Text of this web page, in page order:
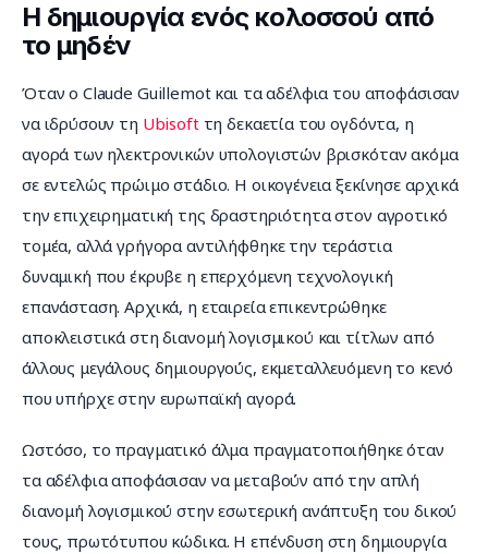
Η δημιουργία ενός κολοσσού από
το μηδέν
Όταν ο Claude Guillemot και τα αδέλφια του αποφάσισαν
να ιδρύσουν τη Ubisoft τη δεκαετία του ογδόντα, η
αγορά των ηλεκτρονικών υπολογιστών βρισκόταν ακόμα
σε εντελώς πρώιμο στάδιο. Η οικογένεια ξεκίνησε αρχικά
την επιχειρηματική της δραστηριότητα στον αγροτικό
τομέα, αλλά γρήγορα αντιλήφθηκε την τεράστια
δυναμική που έκρυβε η επερχόμενη τεχνολογική
επανάσταση. Αρχικά, η εταιρεία επικεντρώθηκε
αποκλειστικά στη διανομή λογισμικού και τίτλων από
άλλους μεγάλους δημιουργούς, εκμεταλλευόμενη το κενό
που υπήρχε στην ευρωπαϊκή αγορά.
Ωστόσο, το πραγματικό άλμα πραγματοποιήθηκε όταν
τα αδέλφια αποφάσισαν να μεταβούν από την απλή
διανομή λογισμικού στην εσωτερική ανάπτυξη του δικού
τους, πρωτότυπου κώδικα. Η επένδυση στη δημιουργία